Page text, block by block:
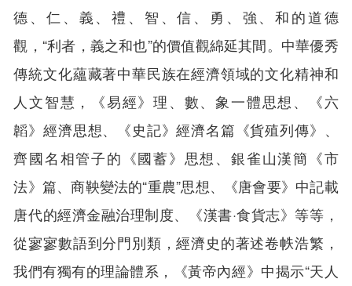
德、仁、義、禮、智、信、勇、強、和的道德
觀，“利者，義之和也”的價值觀綿延其間。中華優秀
傳統文化蘊藏著中華民族在經濟領域的文化精神和
人文智慧，《易經》理、數、象一體思想、《六
韜》經濟思想、《史記》經濟名篇《貨殖列傳》、
齊國名相管子的《國蓄》思想、銀雀山漢簡《市
法》篇、商鞅變法的“重農”思想、《唐會要》中記載
唐代的經濟金融治理制度、《漢書·食貨志》等等，
從寥寥數語到分門別類，經濟史的著述卷帙浩繁，
我們有獨有的理論體系，《黃帝內經》中揭示“天人